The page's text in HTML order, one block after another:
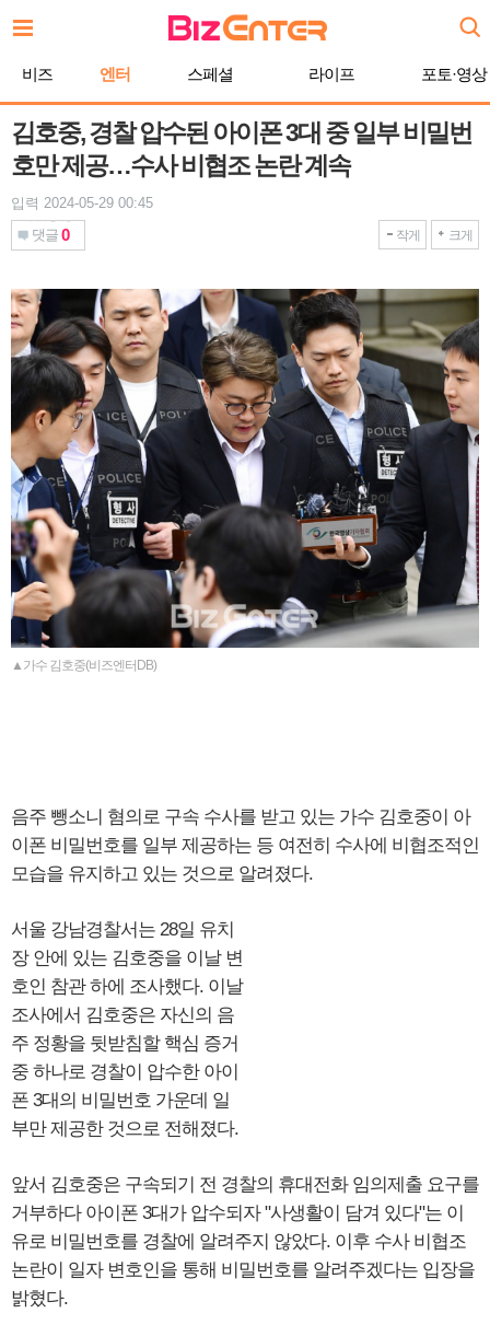
문
비즈 엔터 스페셜 라이프 포토·영상
김호중, 경찰 압수된 아이폰 3대 중 일부 비밀번
호만 제공…수사 비협조 논란 계속
입력 2024-05-29 00:45
댓글 0 작게 크게
▲가수 김호중(비즈엔터DB)
음주 뺑소니 혐의로 구속 수사를 받고 있는 가수 김호중이 아
이폰 비밀번호를 일부 제공하는 등 여전히 수사에 비협조적인
모습을 유지하고 있는 것으로 알려졌다.
서울 강남경찰서는 28일 유치
장 안에 있는 김호중을 이날 변
호인 참관 하에 조사했다. 이날
조사에서 김호중은 자신의 음
주 정황을 뒷받침할 핵심 증거
중 하나로 경찰이 압수한 아이
폰 3대의 비밀번호 가운데 일
부만 제공한 것으로 전해졌다.
앞서 김호중은 구속되기 전 경찰의 휴대전화 임의제출 요구를
거부하다 아이폰 3대가 압수되자 "사생활이 담겨 있다"는 이
유로 비밀번호를 경찰에 알려주지 않았다. 이후 수사 비협조
논란이 일자 변호인을 통해 비밀번호를 알려주겠다는 입장을
밝혔다.